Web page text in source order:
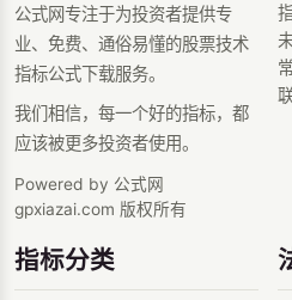
公式网专注于为投资者提供专
业、免费、通俗易懂的股票技术
指标公式下载服务。
我们相信，每一个好的指标，都
应该被更多投资者使用。
Powered by 公式网
gpxiazai.com 版权所有
指标分类